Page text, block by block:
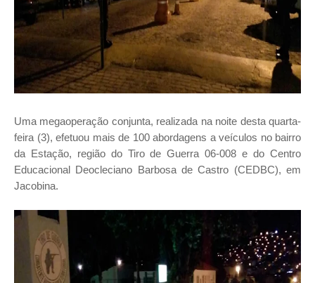
Uma megaoperação conjunta, realizada na noite desta quarta-
feira (3), efetuou mais de 100 abordagens a veículos no bairro
da Estação, região do Tiro de Guerra 06-008 e do Centro
Educacional Deocleciano Barbosa de Castro (CEDBC), em
Jacobina.